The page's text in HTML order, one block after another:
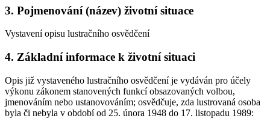
3. Pojmenování (název) životní situace
Vystavení opisu lustračního osvědčení
4. Základní informace k životní situaci
Opis již vystaveného lustračního osvědčení je vydáván pro účely
výkonu zákonem stanovených funkcí obsazovaných volbou,
jmenováním nebo ustanovováním; osvědčuje, zda lustrovaná osoba
byla či nebyla v období od 25. února 1948 do 17. listopadu 1989: